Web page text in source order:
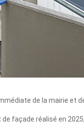
de la mairie et
façade réalisé en